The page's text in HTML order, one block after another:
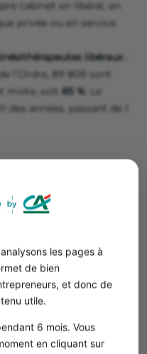
les pages à
de bien
et donc de
utile.
6 mois. Vous
en cliquant sur
cabinet en libéral, en
privée ou en service
libéraux
l’Ordre, 89 809 sont
mixte, soit 85 % . Le
années, passant de 1
libéral représentent la
partout en France,
de-France et les
régions de